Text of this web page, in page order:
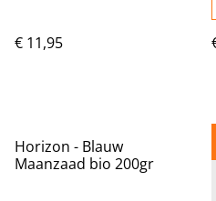
€ 11,95
Horizon - Blauw
Maanzaad bio 200gr